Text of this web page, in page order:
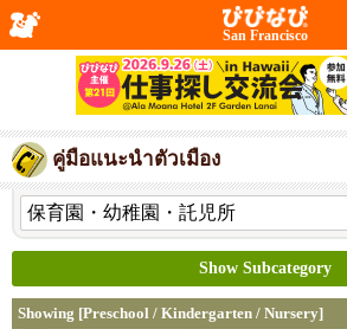
San Francisco
คู่มือแนะนำตัวเมือง
Show Subcategory
Showing [Preschool / Kindergarten / Nursery]